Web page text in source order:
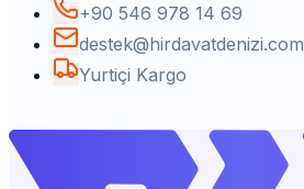
+90 546 978 14 69
destek@hirdavatdenizi.com
Yurtiçi Kargo